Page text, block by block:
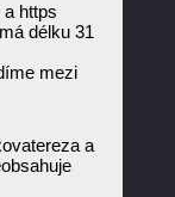
https
délku 31
mezi
a